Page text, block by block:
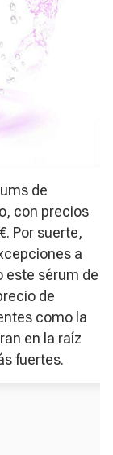
de
con precios
Por suerte,
a
este sérum de
de
como la
en la raíz
fuertes.